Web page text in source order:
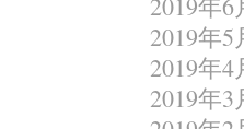
2019年5
2019年4
2019年3